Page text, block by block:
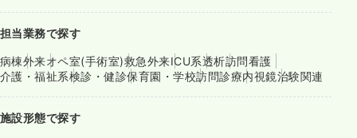
担当業務で探す
病棟外来オペ室(手術室)救急外来ICU系透析訪問看護
介護・福祉系検診・健診保育園・学校訪問診療内視鏡治験関連
施設形態で探す